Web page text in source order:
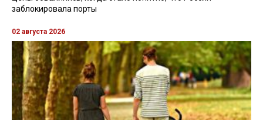
заблокировала порты
02 августа 2026